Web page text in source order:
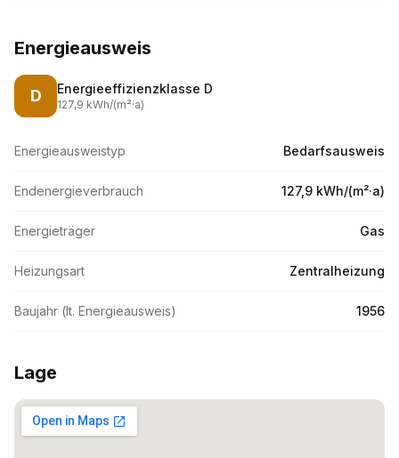
Energieausweis
D Energieeffizienzklasse D
127,9 kWh/(m²·a)
Energieausweistyp Bedarfsausweis
Endenergieverbrauch 127,9 kWh/(m²·a)
Energieträger Gas
Heizungsart Zentralheizung
Baujahr (lt. Energieausweis) 1956
Lage